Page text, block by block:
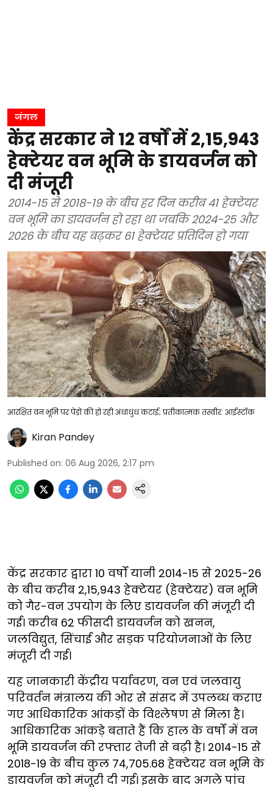
जंगल
केंद्र सरकार ने 12 वर्षों में 2,15,943
हेक्टेयर वन भूमि के डायवर्जन को
दी मंजूरी
2014-15 से 2018-19 के बीच हर दिन करीब 41 हेक्टेयर
वन भूमि का डायवर्जन हो रहा था जबकि 2024-25 और
2026 के बीच यह बढ़कर 61 हेक्टेयर प्रतिदिन हो गया
आरक्षित वन भूमि पर पेड़ों की हो रही अंधाधुंध कटाई; प्रतीकात्मक तस्वीर: आईस्टॉक
Kiran Pandey
Published on: 06 Aug 2026, 2:17 pm
केंद्र सरकार द्वारा 10 वर्षों यानी 2014-15 से 2025-26
के बीच करीब 2,15,943 हेक्टेयर (हेक्टेयर) वन भूमि
को गैर-वन उपयोग के लिए डायवर्जन की मंजूरी दी
गई। करीब 62 फीसदी डायवर्जन को खनन,
जलविद्युत, सिंचाई और सड़क परियोजनाओं के लिए
मंजूरी दी गई।
यह जानकारी केंद्रीय पर्यावरण, वन एवं जलवायु
परिवर्तन मंत्रालय की ओर से संसद में उपलब्ध कराए
गए आधिकारिक आंकड़ों के विश्लेषण से मिला है।
आधिकारिक आंकड़े बताते हैं कि हाल के वर्षों में वन
भूमि डायवर्जन की रफ्तार तेजी से बढ़ी है। 2014-15 से
2018-19 के बीच कुल 74,705.68 हेक्टेयर वन भूमि के
डायवर्जन को मंजूरी दी गई। इसके बाद अगले पांच